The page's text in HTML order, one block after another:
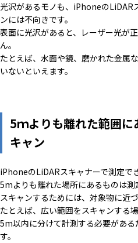
光沢があるモノも、iPhoneのLiDAR
ンには不向きです。
表面に光沢があると、レーザー光が
ん。
たとえば、水面や鏡、磨かれた金属
いないといえます。
5ｍよりも離れた範囲に
キャン
iPhoneのLiDARスキャナーで測定で
5mよりも離れた場所にあるものは測
スキャンするためには、対象物に近
たとえば、広い範囲をスキャンする
5m以内に分けて計測する必要がある
す。